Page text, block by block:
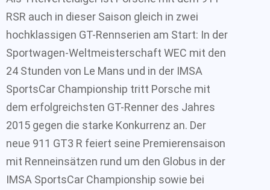
RSR auch in dieser Saison gleich in zwei
hochklassigen GT-Rennserien am Start: In der
Sportwagen-Weltmeisterschaft WEC mit den
24 Stunden von Le Mans und in der IMSA
SportsCar Championship tritt Porsche mit
dem erfolgreichsten GT-Renner des Jahres
2015 gegen die starke Konkurrenz an. Der
neue 911 GT3 R feiert seine Premierensaison
mit Renneinsätzen rund um den Globus in der
IMSA SportsCar Championship sowie bei